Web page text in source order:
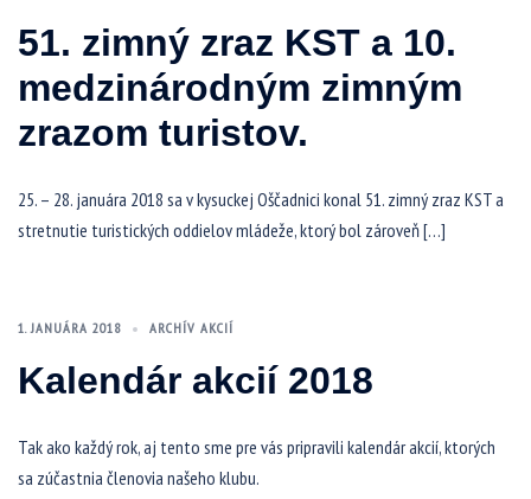
51. zimný zraz KST a 10.
medzinárodným zimným
zrazom turistov.
25. – 28. januára 2018 sa v kysuckej Oščadnici konal 51. zimný zraz KST a
stretnutie turistických oddielov mládeže, ktorý bol zároveň […]
1. JANUÁRA 2018 ARCHÍV AKCIÍ
Kalendár akcií 2018
Tak ako každý rok, aj tento sme pre vás pripravili kalendár akcií, ktorých
sa zúčastnia členovia našeho klubu.